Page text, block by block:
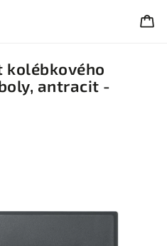
kolébkového
antracit -